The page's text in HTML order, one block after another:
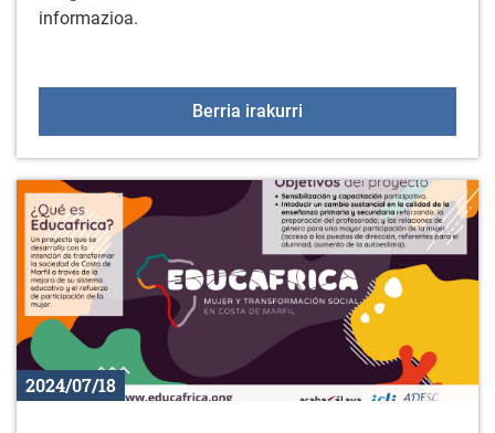
informazioa.
Berria irakurri
2024/07/18